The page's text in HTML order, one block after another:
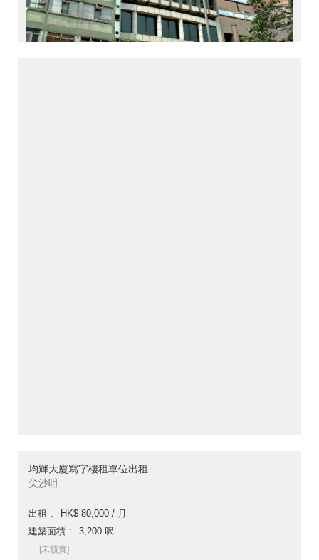
均輝大廈寫字樓租單位出租
尖沙咀
出租
HK$ 80,000 / 月
建築面積
3,200 呎
[未核實]